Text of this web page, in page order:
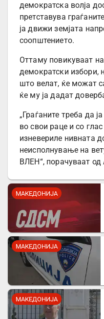
демократска волја
претставува
ја движи земјата
соопштението.
Оттаму повикуваат
демократски избори,
што велат, ќе можат
ќе му ја дадат
„Граѓаните треба да
во свои раце и со
изневериле нивната
неисполнување на
ВЛЕН“, порачуваат од
МАКЕДОНИЈА
МАКЕДОНИЈА
МАКЕДОНИЈА